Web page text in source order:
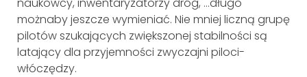
możnaby jeszcze wymieniać. Nie mniej liczną grupę
pilotów szukających zwiększonej stabilności są
latający dla przyjemności zwyczajni piloci-
włóczędzy.